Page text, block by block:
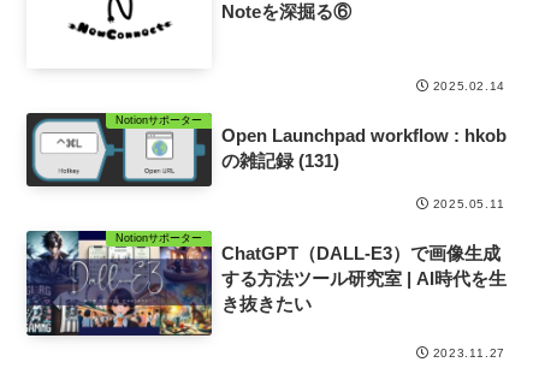
Noteを深掘る⑥
2025.02.14
Notionサポーター
Open Launchpad workflow : hkob
の雑記録 (131)
2025.05.11
Notionサポーター
ChatGPT（DALL-E3）で画像生成
する方法ツール研究室 | AI時代を生
き抜きたい
2023.11.27